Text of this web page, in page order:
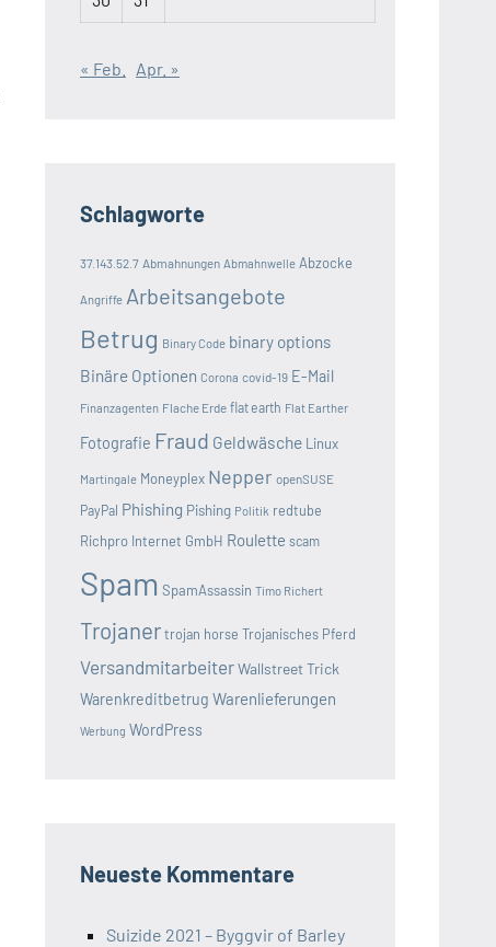
« Feb. Apr. »
Schlagworte
37.143.52.7 Abmahnungen Abmahnwelle Abzocke
Angriffe Arbeitsangebote
Betrug Binary Code binary options
Binäre Optionen Corona covid-19 E-Mail
Finanzagenten Flache Erde flat earth Flat Earther
Fotografie Fraud Geldwäsche Linux
Martingale Moneyplex Nepper openSUSE
PayPal Phishing Pishing Politik redtube
Richpro Internet GmbH Roulette scam
Spam SpamAssassin Timo Richert
Trojanertrojan horse Trojanisches Pferd
VersandmitarbeiterWallstreet Trick
Warenkreditbetrug Warenlieferungen
Werbung WordPress
Neueste Kommentare
Suizide 2021 – Byggvir of Barley